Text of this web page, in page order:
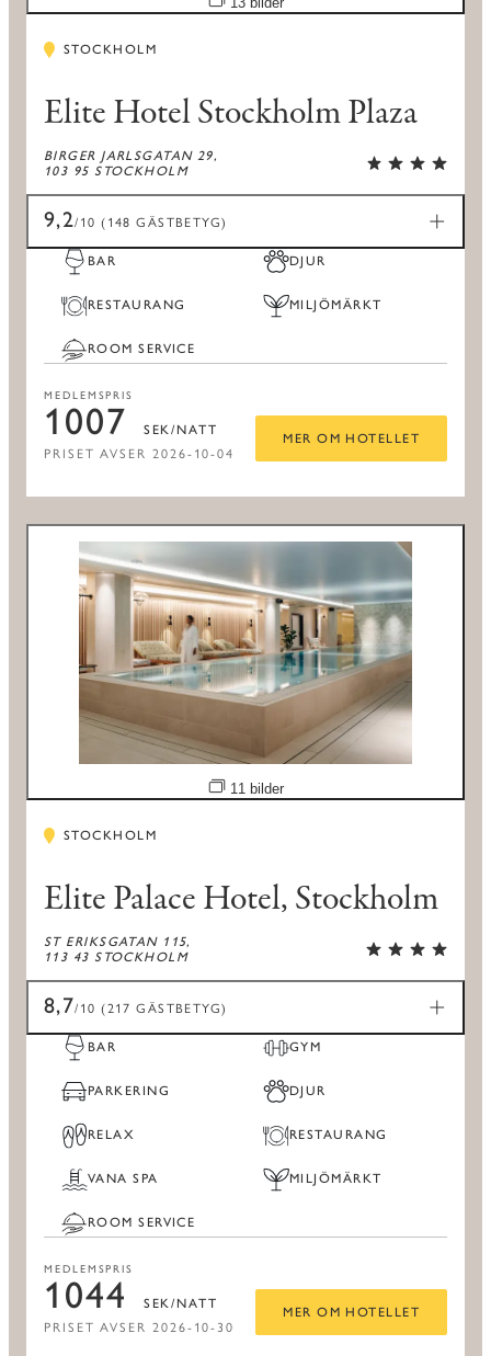
STOCKHOLM
Elite Hotel Stockholm Plaza
BIRGER JARLSGATAN 29,
103 95 STOCKHOLM
9,2/10 (148 GÄSTBETYG)
BAR DJUR
RESTAURANG MILJÖMÄRKT
ROOM SERVICE
MEDLEMSPRIS
1007 SEK/NATT
PRISET AVSER 2026-10-04
MER OM HOTELLET
Öppna bildspel
11 bilder
STOCKHOLM
Elite Palace Hotel, Stockholm
ST ERIKSGATAN 115,
113 43 STOCKHOLM
8,7/10 (217 GÄSTBETYG)
BAR GYM
PARKERING DJUR
RELAX RESTAURANG
VANA SPA MILJÖMÄRKT
ROOM SERVICE
MEDLEMSPRIS
1044 SEK/NATT
PRISET AVSER 2026-10-30
MER OM HOTELLET